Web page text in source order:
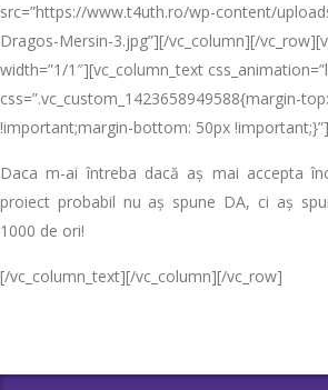
src=”https://www.t4uth.ro/wp-content/
Dragos-Mersin-3.jpg”][/vc_column][/
width=”1/1″][vc_column_text
css=”.vc_custom_1423658949588{margin-
!important;margin-bottom: 50px !important;}”]
Daca m-ai întreba dacă aș mai accepta
proiect probabil nu aș spune DA, ci aș
1000 de ori!
[/vc_column_text][/vc_column][/vc_row]